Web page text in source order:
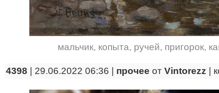
мальчик, копыта, ручей, пригорок,
4398 | 29.06.2022 06:36 | прочее от Vintorezz